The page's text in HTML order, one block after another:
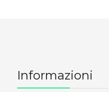
Informazioni